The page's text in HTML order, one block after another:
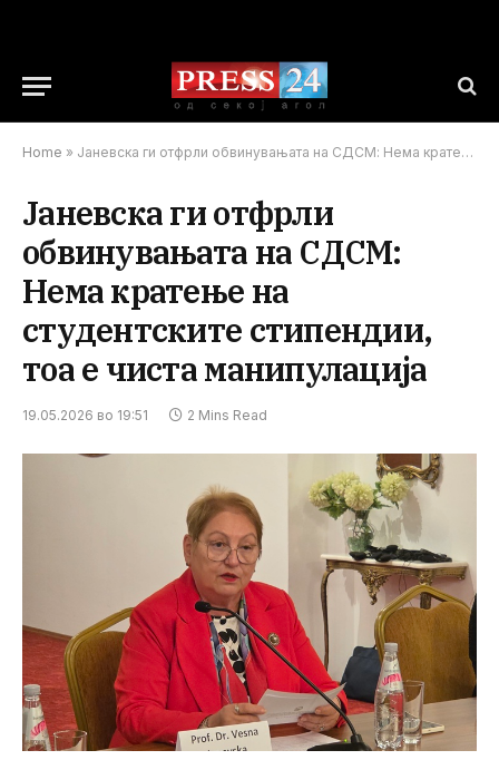
Home » Јаневска ги отфрли обвинувањата на СДСМ: Нема кратење на студентските стипендии, тоа е чиста манипулација
Јаневска ги отфрли
обвинувањата на СДСМ:
Нема кратење на
студентските стипендии,
тоа е чиста манипулација
19.05.2026 во 19:51 2 Mins Read